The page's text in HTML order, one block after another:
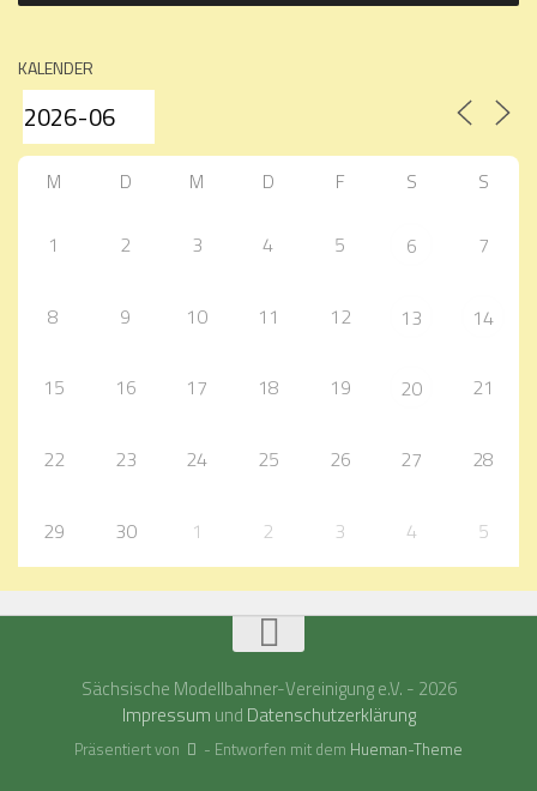
KALENDER
M D M D F S S
1 2 3 4 5 6 7
8 9 10 11 12 13 14
15 16 17 18 19 20 21
22 23 24 25 26 27 28
29 30 1 2 3 4 5
Sächsische Modellbahner-Vereinigung e.V. - 2026
Impressum und Datenschutzerklärung
Präsentiert von - Entworfen mit dem Hueman-Theme